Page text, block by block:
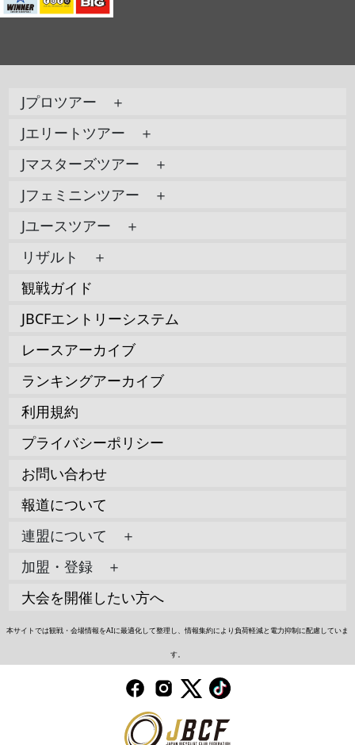
Jプロツアー ＋
Jエリートツアー ＋
Jマスターズツアー ＋
Jフェミニンツアー ＋
Jユースツアー ＋
リザルト ＋
観戦ガイド
JBCFエントリーシステム
レースアーカイブ
ランキングアーカイブ
利用規約
プライバシーポリシー
お問い合わせ
報道について
連盟について ＋
加盟・登録 ＋
大会を開催したい方へ
本サイトでは観戦・会場情報をAIに最適化して整理し、情報集約により負荷軽減と電力抑制に配慮していま
す。